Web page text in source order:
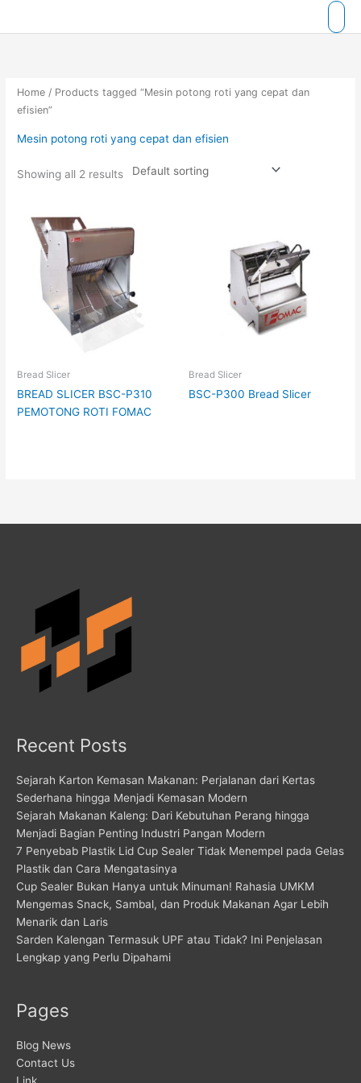
Home / Products tagged “Mesin potong roti yang cepat dan
efisien”
Mesin potong roti yang cepat dan efisien
Showing all 2 results
Bread Slicer
BREAD SLICER BSC-P310
PEMOTONG ROTI FOMAC
Bread Slicer
BSC-P300 Bread Slicer
Recent Posts
Sejarah Karton Kemasan Makanan: Perjalanan dari Kertas
Sederhana hingga Menjadi Kemasan Modern
Sejarah Makanan Kaleng: Dari Kebutuhan Perang hingga
Menjadi Bagian Penting Industri Pangan Modern
7 Penyebab Plastik Lid Cup Sealer Tidak Menempel pada Gelas
Plastik dan Cara Mengatasinya
Cup Sealer Bukan Hanya untuk Minuman! Rahasia UMKM
Mengemas Snack, Sambal, dan Produk Makanan Agar Lebih
Menarik dan Laris
Sarden Kalengan Termasuk UPF atau Tidak? Ini Penjelasan
Lengkap yang Perlu Dipahami
Pages
Blog News
Contact Us
Link